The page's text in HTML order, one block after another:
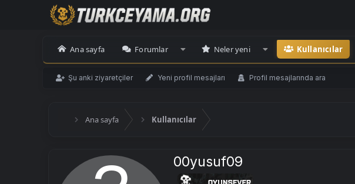
Ana sayfa Forumlar Neler yeni Kullanıcılar
Şu anki ziyaretçiler Yeni profil mesajları Profil mesajlarında ara
Ana sayfa Kullanıcılar
00yusuf09